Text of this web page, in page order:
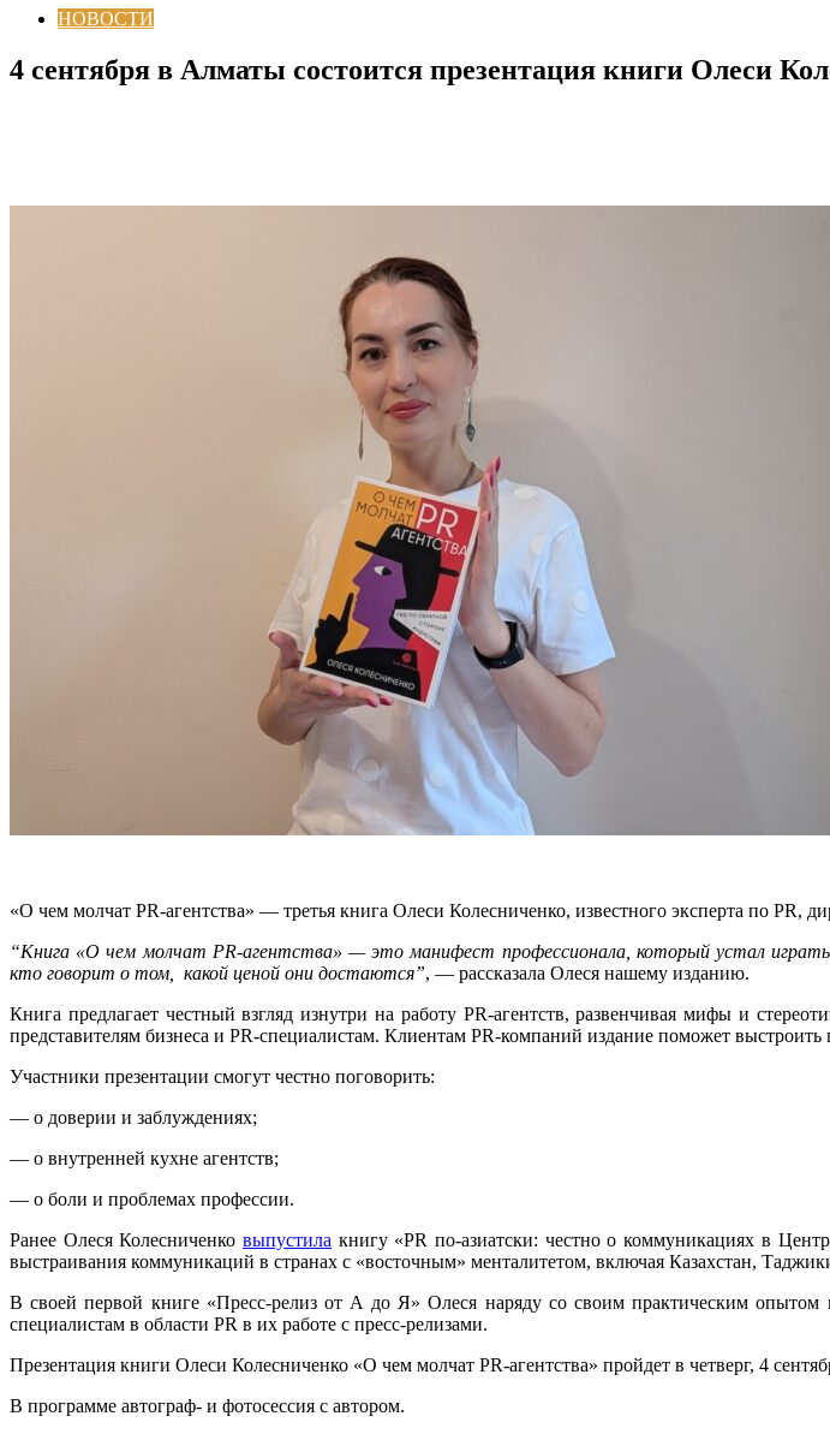
НОВОСТИ
4 сентября в Алматы состоится презентация книги Олеси
«О чем молчат PR-агентства» — третья книга Олеси Колесниченко, известного эксперта по PR,
“Книга «О чем молчат PR-агентства» — это манифест профессионала, который устал
кто говорит о том, какой ценой они достаются”, — рассказала Олеся нашему изданию.
Книга предлагает честный взгляд изнутри на работу PR-агентств, развенчивая мифы и
представителям бизнеса и PR-специалистам. Клиентам PR-компаний издание поможет
Участники презентации смогут честно поговорить:
— о доверии и заблуждениях;
— о внутренней кухне агентств;
— о боли и проблемах профессии.
Ранее Олеся Колесниченковыпустила книгу «PR по-азиатски: честно о коммуникациях в
выстраивания коммуникаций в странах с «восточным» менталитетом, включая Казахстан,
В своей первой книге «Пресс-релиз от А до Я» Олеся наряду со своим практическим
специалистам в области PR в их работе с пресс-релизами.
Презентация книги Олеси Колесниченко «О чем молчат PR-агентства» пройдет в четверг, 4
В программе автограф- и фотосессия с автором.